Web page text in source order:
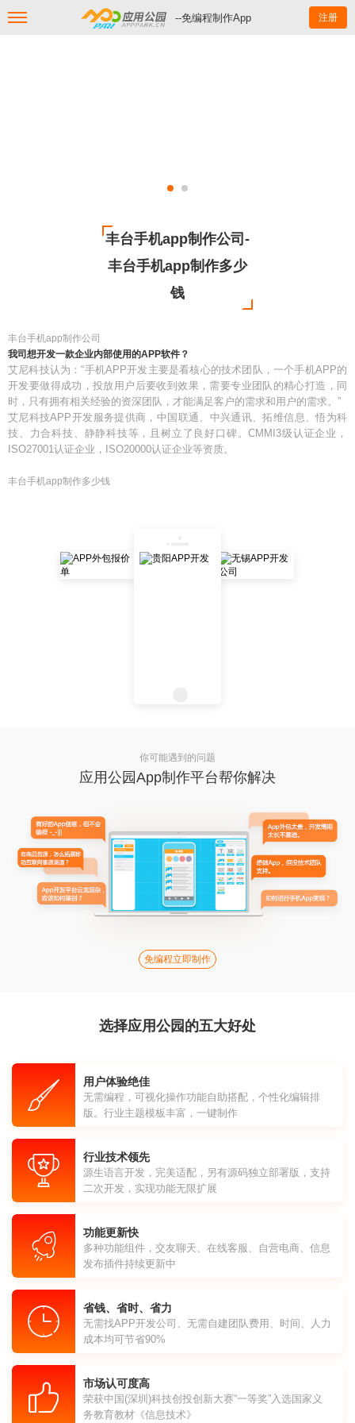
--免编程制作App 注册
丰台手机app制作公司-
丰台手机app制作多少
钱
丰台手机app制作公司
我司想开发一款企业内部使用的APP软件？
艾尼科技认为：“手机APP开发主要是看核心的技术团队，一个手机APP的
开发要做得成功，投放用户后要收到效果，需要专业团队的精心打造，同
时，只有拥有相关经验的资深团队，才能满足客户的需求和用户的需求。”
艾尼科技APP开发服务提供商，中国联通、中兴通讯、拓维信息、悟为科
技、力合科技、静静科技等，且树立了良好口碑。CMMI3级认证企业，
ISO27001认证企业，ISO20000认证企业等资质。
丰台手机app制作多少钱
你可能遇到的问题
应用公园App制作平台帮你解决
免编程立即制作
选择应用公园的五大好处
用户体验绝佳
无需编程，可视化操作功能自助搭配，个性化编辑排
版。行业主题模板丰富，一键制作
行业技术领先
源生语言开发，完美适配，另有源码独立部署版，支持
二次开发，实现功能无限扩展
功能更新快
多种功能组件，交友聊天、在线客服、自营电商、信息
发布插件持续更新中
省钱、省时、省力
无需找APP开发公司、无需自建团队费用、时间、人力
成本均可节省90%
市场认可度高
荣获中国(深圳)科技创投创新大赛“一等奖”入选国家义
务教育教材《信息技术》